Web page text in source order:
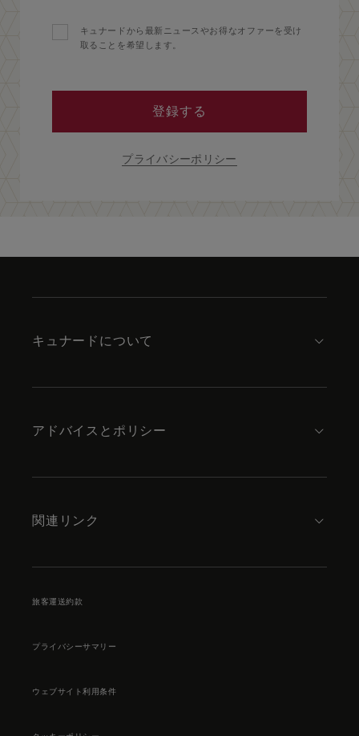
キュナードから最新ニュースやお得なオファーを受け
取ることを希望します。
登録する
プライバシーポリシー
キュナードについて
アドバイスとポリシー
関連リンク
旅客運送約款
プライバシーサマリー
ウェブサイト利用条件